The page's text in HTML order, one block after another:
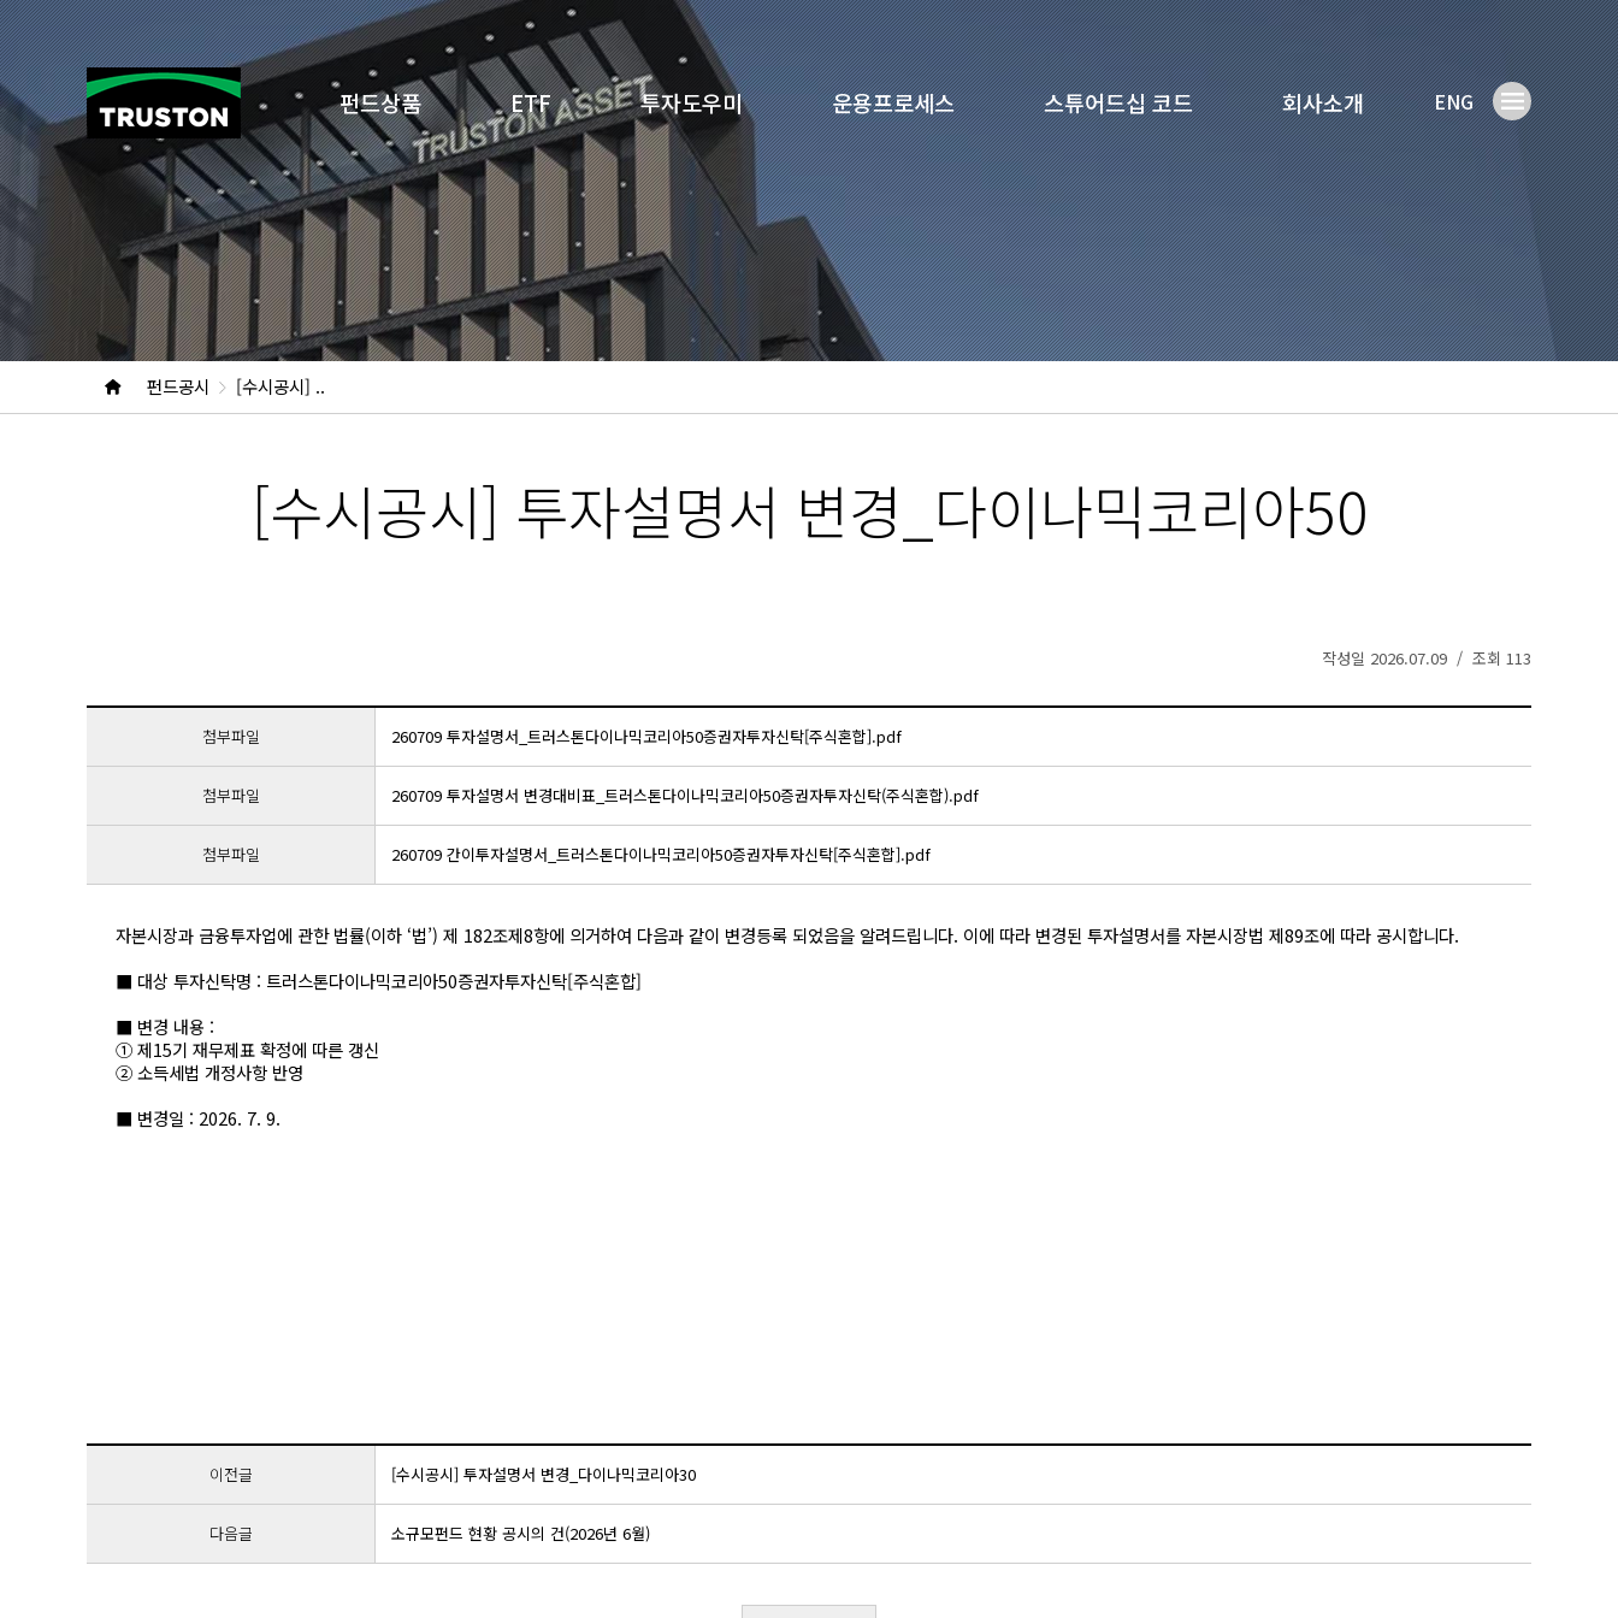
펀드상품 ETF 투자도우미 운용프로세스 스튜어드십 코드 회사소개 ENG
펀드공시 [수시공시] ..
[수시공시] 투자설명서 변경_다이나믹코리아50
작성일 2026.07.09 / 조회 113
첨부파일 260709 투자설명서_트러스톤다이나믹코리아50증권자투자신탁[주식혼합].pdf
첨부파일 260709 투자설명서 변경대비표_트러스톤다이나믹코리아50증권자투자신탁(주식혼합).pdf
첨부파일 260709 간이투자설명서_트러스톤다이나믹코리아50증권자투자신탁[주식혼합].pdf
자본시장과 금융투자업에 관한 법률(이하 ‘법’) 제 182조제8항에 의거하여 다음과 같이 변경등록 되었음을 알려드립니다. 이에 따라 변경된 투자설명서를 자본시장법 제89조에 따라 공시합니다.
■ 대상 투자신탁명 : 트러스톤다이나믹코리아50증권자투자신탁[주식혼합]
■ 변경 내용 :
① 제15기 재무제표 확정에 따른 갱신
② 소득세법 개정사항 반영
■ 변경일 : 2026. 7. 9.
이전글 [수시공시] 투자설명서 변경_다이나믹코리아30
다음글 소규모펀드 현황 공시의 건(2026년 6월)